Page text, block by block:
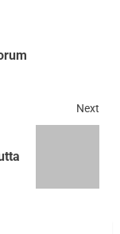
Next